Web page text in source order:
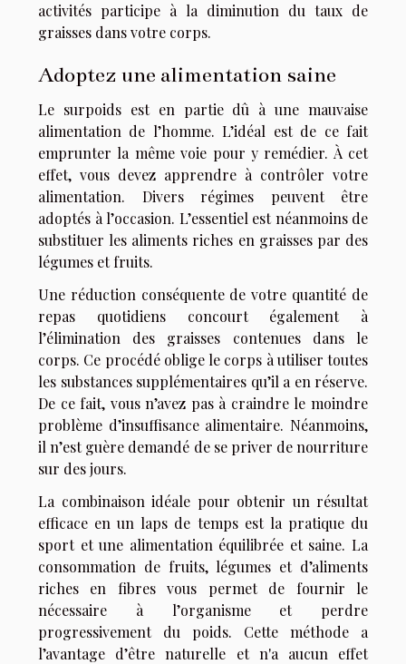
activités participe à la diminution du taux de
graisses dans votre corps.
Adoptez une alimentation saine
Le surpoids est en partie dû à une mauvaise
alimentation de l’homme. L’idéal est de ce fait
emprunter la même voie pour y remédier. À cet
effet, vous devez apprendre à contrôler votre
alimentation. Divers régimes peuvent être
adoptés à l’occasion. L’essentiel est néanmoins de
substituer les aliments riches en graisses par des
légumes et fruits.
Une réduction conséquente de votre quantité de
repas quotidiens concourt également à
l’élimination des graisses contenues dans le
corps. Ce procédé oblige le corps à utiliser toutes
les substances supplémentaires qu’il a en réserve.
De ce fait, vous n’avez pas à craindre le moindre
problème d’insuffisance alimentaire. Néanmoins,
il n’est guère demandé de se priver de nourriture
sur des jours.
La combinaison idéale pour obtenir un résultat
efficace en un laps de temps est la pratique du
sport et une alimentation équilibrée et saine. La
consommation de fruits, légumes et d’aliments
riches en fibres vous permet de fournir le
nécessaire à l’organisme et perdre
progressivement du poids. Cette méthode a
l’avantage d’être naturelle et n'a aucun effet